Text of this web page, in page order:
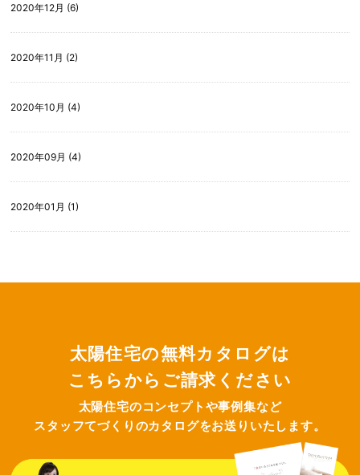
2020年12月 (6)
2020年11月 (2)
2020年10月 (4)
2020年09月 (4)
2020年01月 (1)
太陽住宅の無料カタログは
こちらからご請求ください
太陽住宅のコンセプトや事例集など
スタッフてづくりのカタログをお送りいたします。